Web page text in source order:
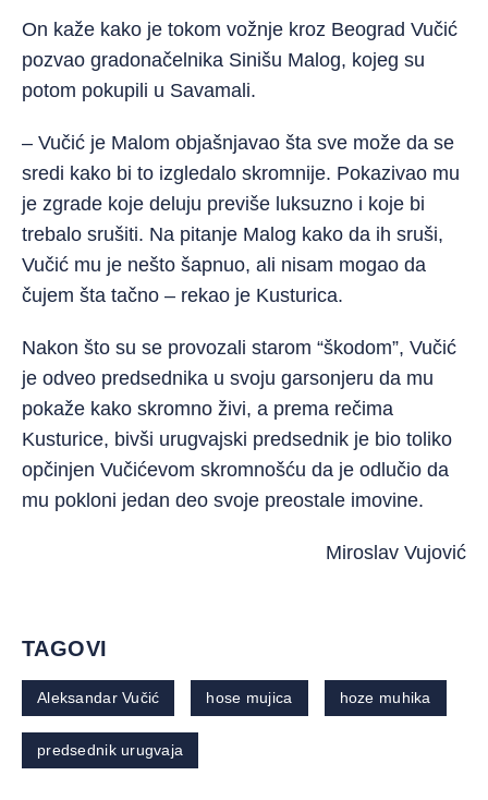
On kaže kako je tokom vožnje kroz Beograd Vučić
pozvao gradonačelnika Sinišu Malog, kojeg su
potom pokupili u Savamali.
– Vučić je Malom objašnjavao šta sve može da se
sredi kako bi to izgledalo skromnije. Pokazivao mu
je zgrade koje deluju previše luksuzno i koje bi
trebalo srušiti. Na pitanje Malog kako da ih sruši,
Vučić mu je nešto šapnuo, ali nisam mogao da
čujem šta tačno – rekao je Kusturica.
Nakon što su se provozali starom “škodom”, Vučić
je odveo predsednika u svoju garsonjeru da mu
pokaže kako skromno živi, a prema rečima
Kusturice, bivši urugvajski predsednik je bio toliko
opčinjen Vučićevom skromnošću da je odlučio da
mu pokloni jedan deo svoje preostale imovine.
Miroslav Vujović
TAGOVI
Aleksandar Vučić hose mujica hoze muhika
predsednik urugvaja